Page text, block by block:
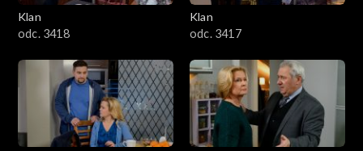
Klan
odc. 3418
Klan
odc. 3417